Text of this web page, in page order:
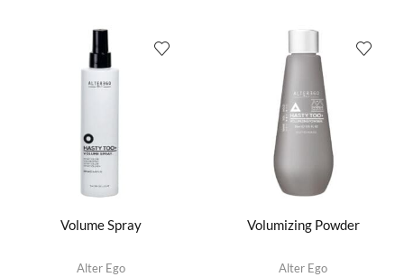
Volume Spray
Alter Ego
Volumizing Powder
Alter Ego